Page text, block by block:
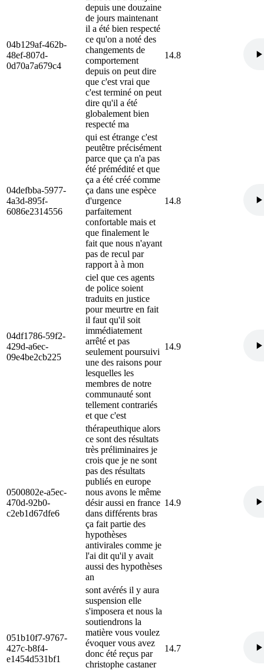
04b129af-462b-
48ef-807d-
0d70a7a679c4
depuis une douzaine
de jours maintenant
il a été bien respecté
ce qu'on a noté des
changements de
comportement
depuis on peut dire
que c'est vrai que
c'est terminé on peut
dire qu'il a été
globalement bien
respecté ma
14.8
04defbba-5977-
4a3d-895f-
6086e2314556
qui est étrange c'est
peutêtre précisément
parce que ça n'a pas
été prémédité et que
ça a été créé comme
ça dans une espèce
d'urgence
parfaitement
confortable mais et
que finalement le
fait que nous n'ayant
pas de recul par
rapport à à mon
14.8
04df1786-59f2-
429d-a6ec-
09e4be2cb225
ciel que ces agents
de police soient
traduits en justice
pour meurtre en fait
il faut qu'il soit
immédiatement
arrêté et pas
seulement poursuivi
une des raisons pour
lesquelles les
membres de notre
communauté sont
tellement contrariés
et que c'est
14.9
0500802e-a5ec-
470d-92b0-
c2eb1d67dfe6
thérapeuthique alors
ce sont des résultats
très préliminaires je
crois que je ne sont
pas des résultats
publiés en europe
nous avons le même
désir aussi en france
dans différents bras
ça fait partie des
hypothèses
antivirales comme je
l'ai dit qu'il y avait
aussi des hypothèses
an
14.9
051b10f7-9767-
427c-b8f4-
e1454d531bf1
sont avérés il y aura
suspension elle
s'imposera et nous la
soutiendrons la
matière vous voulez
évoquer vous avez
donc été reçus par
christophe castaner
14.7